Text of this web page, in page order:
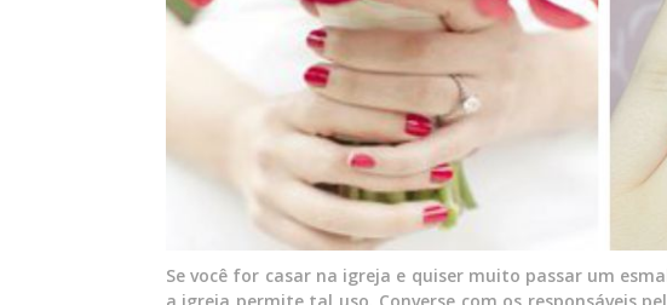
Se você for casar na igreja e quiser muito passar um